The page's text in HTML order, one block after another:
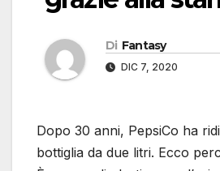
Di Fantasy
DIC 7, 2020
Dopo 30 anni, PepsiCo ha
bottiglia da due litri. Ecco